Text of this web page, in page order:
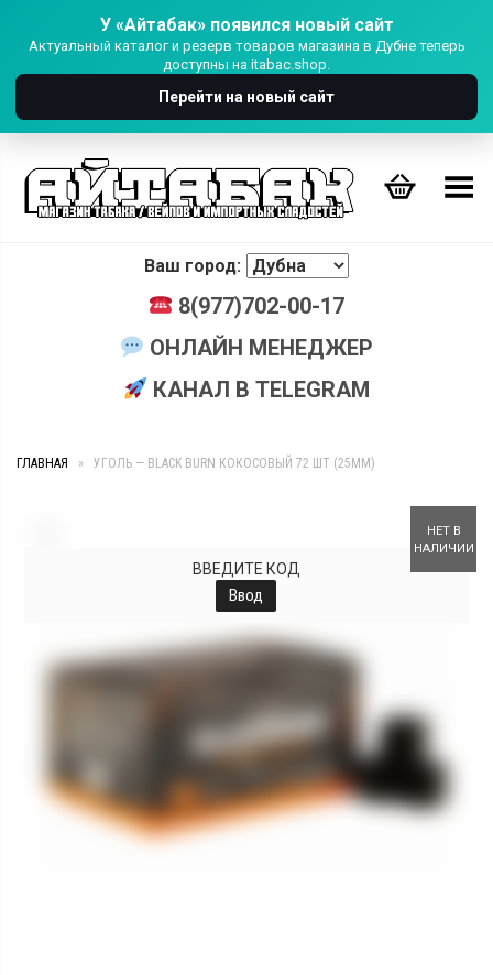
У «Айтабак» появился новый сайт
Актуальный каталог и резерв товаров магазина в Дубне теперь
доступны на itabac.shop.
Перейти на новый сайт
Переключить Меню
Ваш город:
8(977)702-00-17
ОНЛАЙН МЕНЕДЖЕР
КАНАЛ В TELEGRAM
ГЛАВНАЯ » УГОЛЬ — BLACK BURN КОКОСОВЫЙ 72 ШТ (25MM)
НЕТ В
НАЛИЧИИ
ВВЕДИТЕ КОД
Ввод